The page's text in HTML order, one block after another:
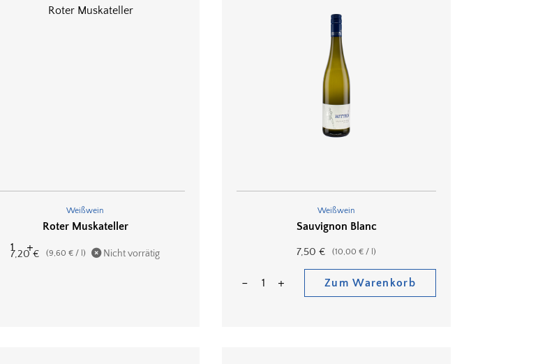
Weißwein
Roter Muskateller
7,20€ (9,60 € / ) Nicht vorrätig
Weißwein
Sauvignon Blanc
7,50 € (10,00 € / )
Zum Warenkorb